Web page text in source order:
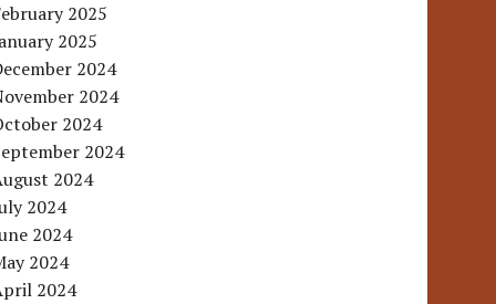
2025
2025
2024
2024
2024
2024
2024
2024
2024
2024
2024